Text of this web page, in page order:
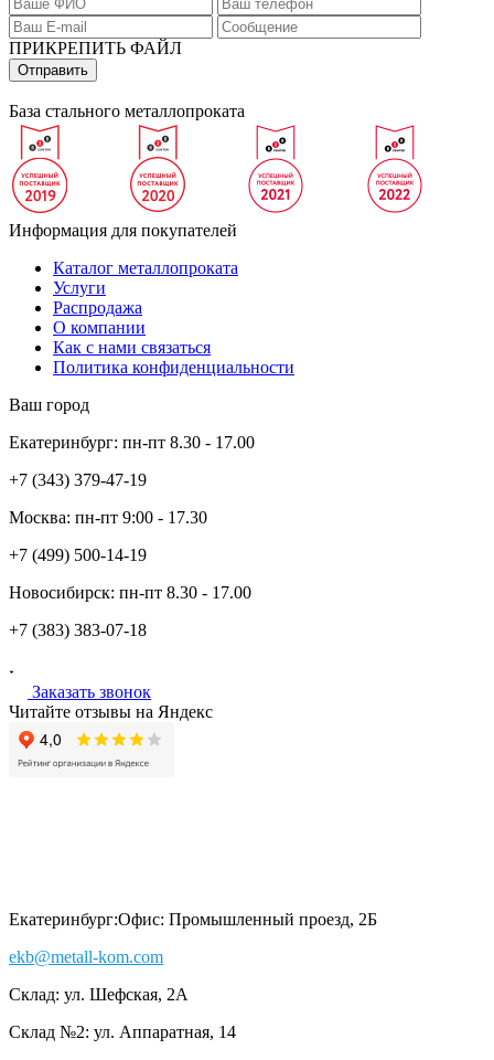
ПРИКРЕПИТЬ ФАЙЛ
База стального металлопроката
Информация для покупателей
Каталог металлопроката
Услуги
Распродажа
О компании
Как с нами связаться
Политика конфиденциальности
Ваш город
Екатеринбург: пн-пт 8.30 - 17.00
+7 (343) 379-47-19
Москва: пн-пт 9:00 - 17.30
+7 (499) 500-14-19
Новосибирск: пн-пт 8.30 - 17.00
+7 (383) 383-07-18
Заказать звонок
Читайте отзывы на Яндекс
Екатеринбург:Офис: Промышленный проезд, 2Б
ekb@metall-kom.com
Склад: ул. Шефская, 2А
Склад №2: ул. Аппаратная, 14